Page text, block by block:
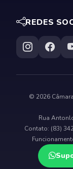
REDES
© 2026
Rua
Contato: (83)